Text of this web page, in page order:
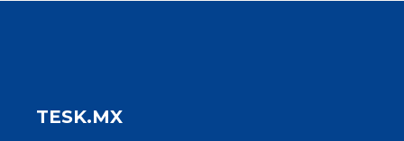
TESK.MX